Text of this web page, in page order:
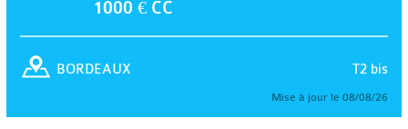
1000 € CC
T2 bis
BORDEAUX
Mise à jour le 08/08/26